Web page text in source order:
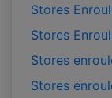
Stores
Stores
Stores
Stores